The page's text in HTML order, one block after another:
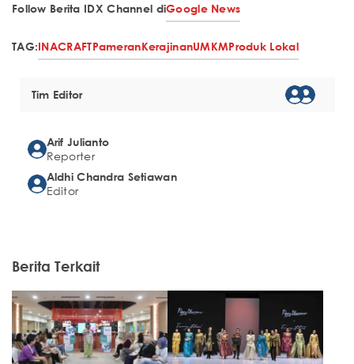
Follow Berita IDX Channel diGoogle News
TAG:INACRAFTPameranKerajinanUMKMProduk Lokal
Tim Editor
Arif Julianto
Reporter
Aldhi Chandra Setiawan
Editor
Berita Terkait